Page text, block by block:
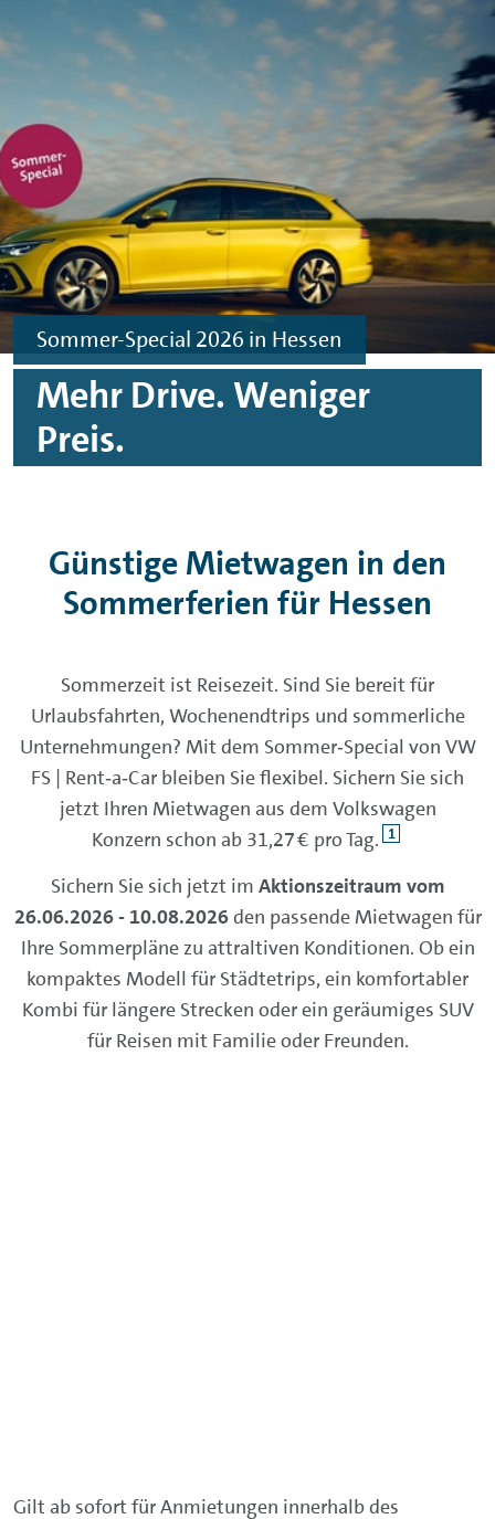
Sommer-Special 2026 in Hessen
Mehr Drive. Weniger
Preis.
Günstige Mietwagen in den
Sommerferien für Hessen
Sommerzeit ist Reisezeit. Sind Sie bereit für
Urlaubsfahrten, Wochenendtrips und sommerliche
Unternehmungen? Mit dem Sommer‑Special von VW
FS | Rent‑a‑Car bleiben Sie flexibel. Sichern Sie sich
jetzt Ihren Mietwagen aus dem Volkswagen
Konzern schon ab 31,27 € pro Tag. 1
Sichern Sie sich jetzt im Aktionszeitraum vom
26.06.2026 - 10.08.2026den passende Mietwagen für
Ihre Sommerpläne zu attraltiven Konditionen. Ob ein
kompaktes Modell für Städtetrips, ein komfortabler
Kombi für längere Strecken oder ein geräumiges SUV
für Reisen mit Familie oder Freunden.
Gilt ab sofort für Anmietungen innerhalb des